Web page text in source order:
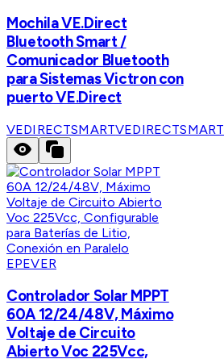
Mochila VE.Direct
Bluetooth Smart /
Comunicador Bluetooth
para Sistemas Victron con
puerto VE.Direct
VEDIRECTSMARTVEDIRECTSMART
EPEVER
Controlador Solar MPPT
60A 12/24/48V, Máximo
Voltaje de Circuito
Abierto Voc 225Vcc,